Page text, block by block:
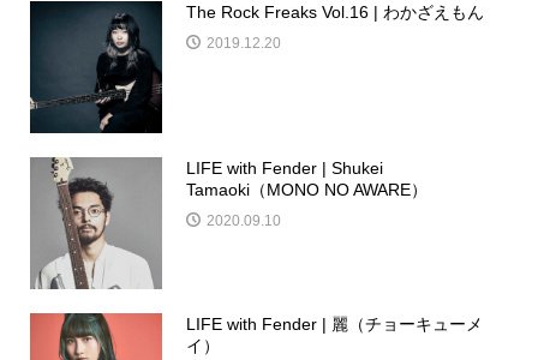
The Rock Freaks Vol.16 | わかざえもん
2019.12.20
LIFE with Fender | Shukei
Tamaoki（MONO NO AWARE）
2020.09.10
LIFE with Fender | 麗（チョーキューメ
イ）